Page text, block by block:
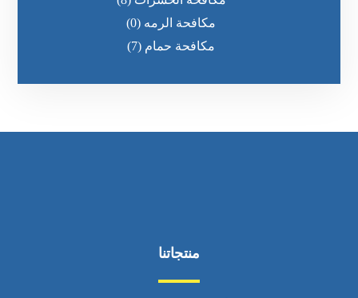
مكافحة الرمه (0)
مكافحة حمام (7)
منتجاتنا